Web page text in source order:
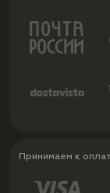
Принимаем к